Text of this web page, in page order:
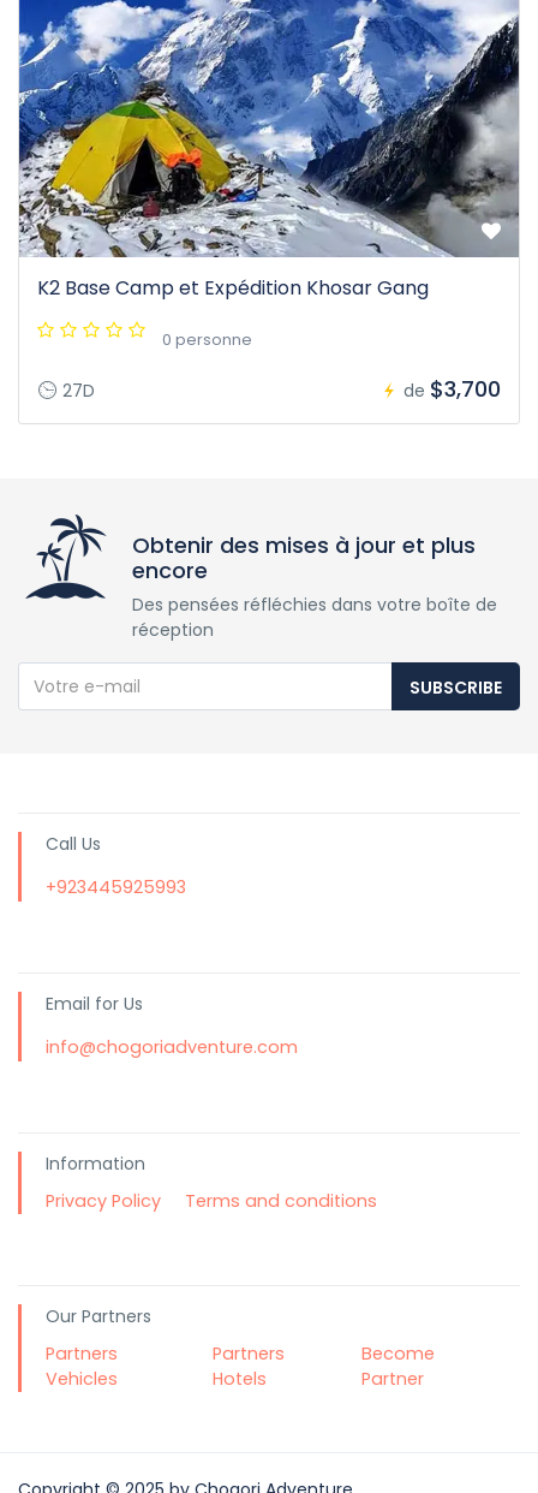
K2 Base Camp et Expédition Khosar Gang
0 personne
27D de $3,700
Obtenir des mises à jour et plus
encore
Des pensées réfléchies dans votre boîte de
réception
SUBSCRIBE
Call Us
+923445925993
Email for Us
info@chogoriadventure.com
Information
Privacy Policy
Terms and conditions
Our Partners
Partners
Vehicles
Partners
Hotels
Become
Partner